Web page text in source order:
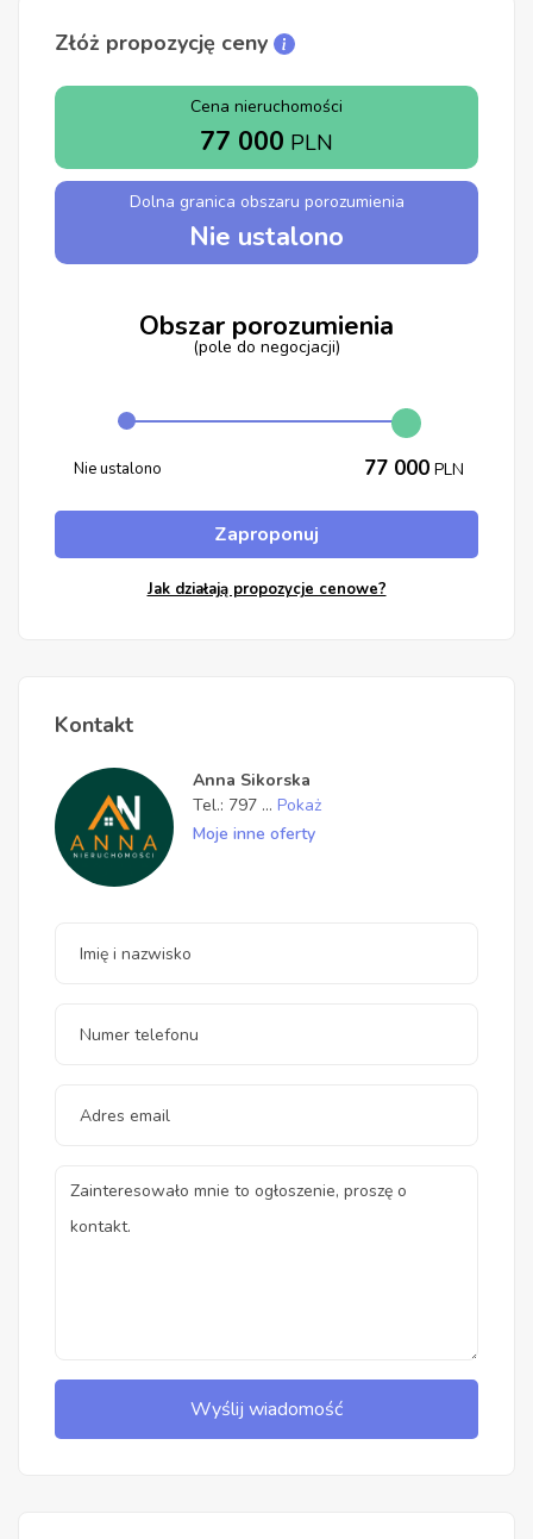
Złóż propozycję ceny
Cena nieruchomości
77 000 PLN
Dolna granica obszaru porozumienia
Nie ustalono
Obszar porozumienia
(pole do negocjacji)
Nie ustalono 77 000 PLN
Zaproponuj
Jak działają propozycje cenowe?
Kontakt
Anna Sikorska
Tel.: 797 ... Pokaż
Moje inne oferty
Wyślij wiadomość